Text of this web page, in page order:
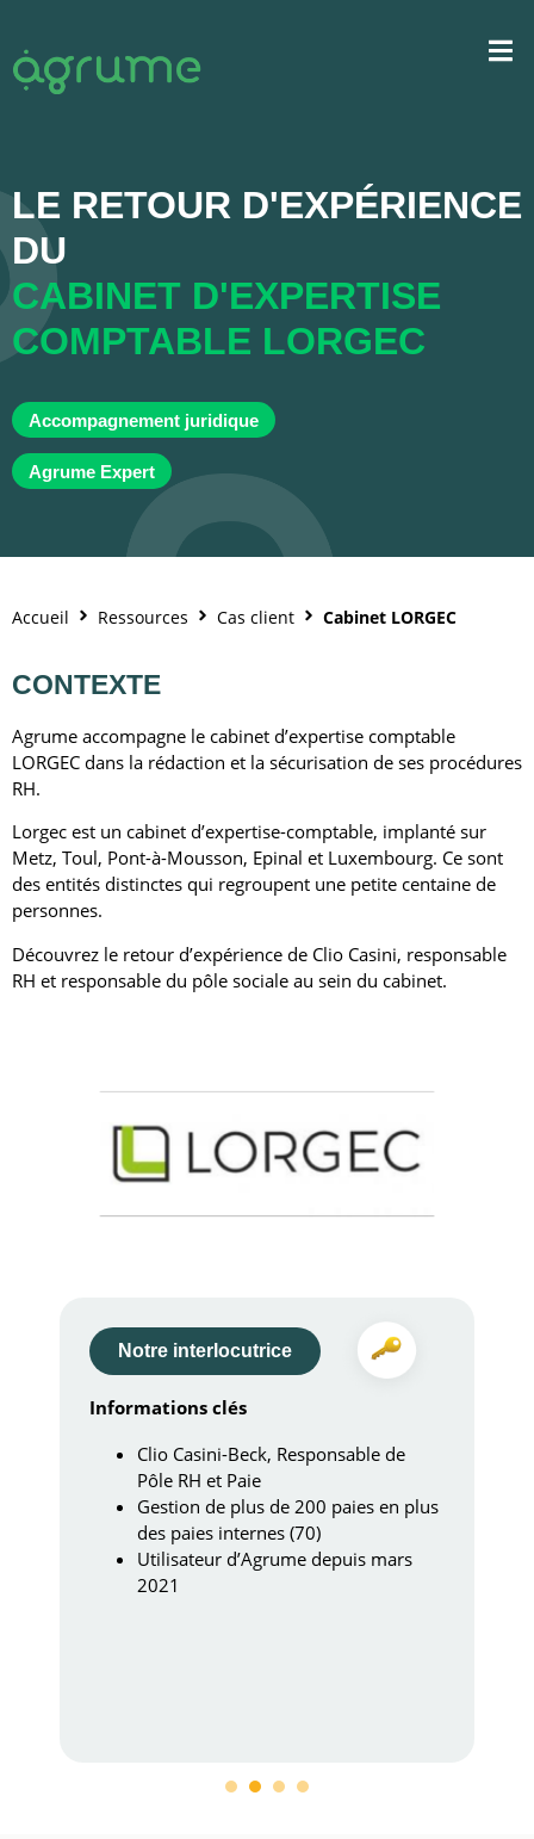
LE RETOUR D'EXPÉRIENCE
DU
CABINET D'EXPERTISE
COMPTABLE LORGEC
Accompagnement juridique
Agrume Expert
Accueil Ressources Cas client Cabinet LORGEC
CONTEXTE
Agrume accompagne le cabinet d’expertise comptable
LORGEC dans la rédaction et la sécurisation de ses procédures
RH.
Lorgec est un cabinet d’expertise-comptable, implanté sur
Metz, Toul, Pont-à-Mousson, Epinal et Luxembourg. Ce sont
des entités distinctes qui regroupent une petite centaine de
personnes.
Découvrez le retour d’expérience de Clio Casini, responsable
RH et responsable du pôle sociale au sein du cabinet.
Notre interlocutrice
Informations clés
Clio Casini-Beck, Responsable de
Pôle RH et Paie
Gestion de plus de 200 paies en plus
des paies internes (70)
Utilisateur d’Agrume depuis mars
2021